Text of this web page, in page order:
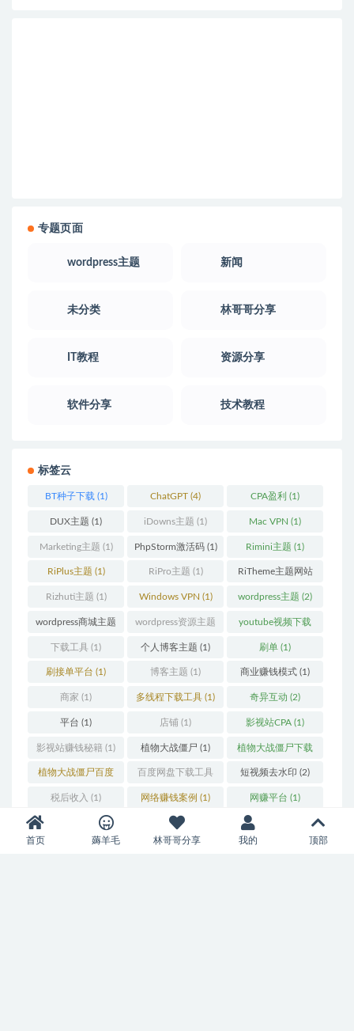
专题页面
wordpress主题 新闻
未分类 林哥哥分享
IT教程 资源分享
软件分享 技术教程
标签云
BT种子下载 (1) ChatGPT (4) CPA盈利 (1)
DUX主题 (1) iDowns主题 (1) Mac VPN (1)
Marketing主题 (1) PhpStorm激活码(1) Rimini主题 (1)
RiPlus主题 (1) RiPro主题 (1) RiTheme主题网站
(1)
Rizhuti主题 (1) Windows VPN (1) wordpress主题 (2)
wordpress商城主题
(1)
wordpress资源主题
(1)
youtube视频下载
(1)
下载工具 (1) 个人博客主题 (1) 刷单 (1)
刷接单平台 (1) 博客主题 (1) 商业赚钱模式 (1)
商家 (1) 多线程下载工具 (1) 奇异互动 (2)
平台 (1) 店铺 (1) 影视站CPA (1)
影视站赚钱秘籍 (1) 植物大战僵尸 (1) 植物大战僵尸下载
(1)
植物大战僵尸百度
云(1)
百度网盘下载工具
(1)
短视频去水印 (2)
税后收入 (1) 网络赚钱案例 (1) 网赚平台 (1)
网赚蓝海项目，外
(1)
补单 (1) 迪士尼游记
阿里云备案服务号 饿了么引流 (1) 香港云服务器
首页 薅羊毛 林哥哥分享 我的 顶部